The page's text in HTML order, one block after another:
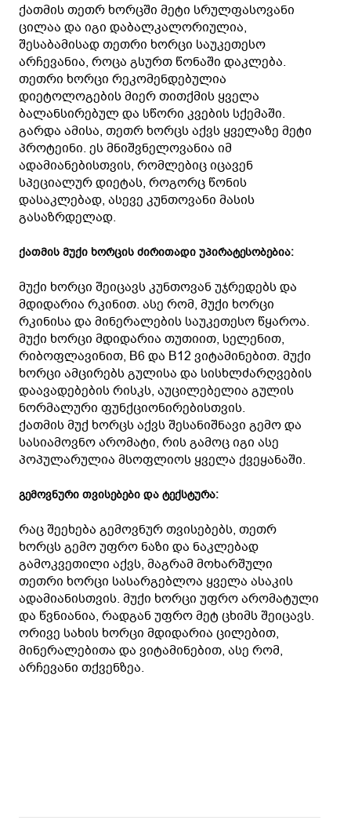
ქათმის თეთრ ხორცში მეტი სრულფასოვანი
ცილაა და იგი დაბალკალორიულია,
შესაბამისად თეთრი ხორცი საუკეთესო
არჩევანია, როცა გსურთ წონაში დაკლება.
თეთრი ხორცი რეკომენდებულია
დიეტოლოგების მიერ თითქმის ყველა
ბალანსირებულ და სწორი კვების სქემაში.
გარდა ამისა, თეთრ ხორცს აქვს ყველაზე მეტი
პროტეინი. ეს მნიშვნელოვანია იმ
ადამიანებისთვის, რომლებიც იცავენ
სპეციალურ დიეტას, როგორც წონის
დასაკლებად, ასევე კუნთოვანი მასის
გასაზრდელად.
ქათმის მუქი ხორცის ძირითადი უპირატესობებია:
მუქი ხორცი შეიცავს კუნთოვან უჯრედებს და
მდიდარია რკინით. ასე რომ, მუქი ხორცი
რკინისა და მინერალების საუკეთესო წყაროა.
მუქი ხორცი მდიდარია თუთიით, სელენით,
რიბოფლავინით, B6 და B12 ვიტამინებით. მუქი
ხორცი ამცირებს გულისა და სისხლძარღვების
დაავადებების რისკს, აუცილებელია გულის
ნორმალური ფუნქციონირებისთვის.
ქათმის მუქ ხორცს აქვს შესანიშნავი გემო და
სასიამოვნო არომატი, რის გამოც იგი ასე
პოპულარულია მსოფლიოს ყველა ქვეყანაში.
გემოვნური თვისებები და ტექსტურა:
რაც შეეხება გემოვნურ თვისებებს, თეთრ
ხორცს გემო უფრო ნაზი და ნაკლებად
გამოკვეთილი აქვს, მაგრამ მოხარშული
თეთრი ხორცი სასარგებლოა ყველა ასაკის
ადამიანისთვის. მუქი ხორცი უფრო არომატული
და წვნიანია, რადგან უფრო მეტ ცხიმს შეიცავს.
ორივე სახის ხორცი მდიდარია ცილებით,
მინერალებითა და ვიტამინებით, ასე რომ,
არჩევანი თქვენზეა.